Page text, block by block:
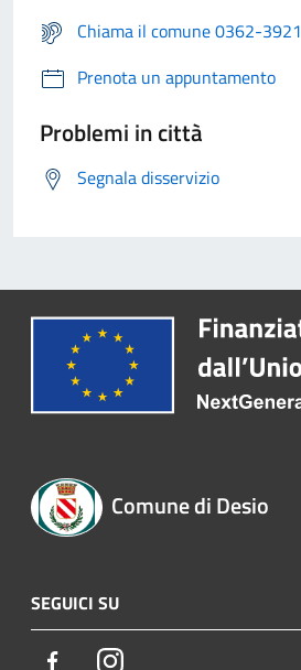
Chiama il comune 0362-3921
Prenota un appuntamento
Problemi in città
Segnala disservizio
Comune di Desio
SEGUICI SU
FacebookInstagram